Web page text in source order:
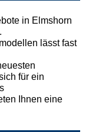
in Elmshorn
lässt fast
für ein
Ihnen eine